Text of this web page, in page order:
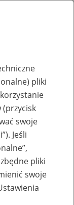
pracy
pliki
(przycisk
swoje
Jeśli
pliki
swoje